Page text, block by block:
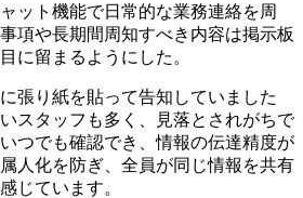
ット機能で日常的な業務連絡を周
項や長期間周知すべき内容は掲示板
に留まるようにした。
張り紙を貼って告知していました
スタッフも多く、見落とされがちで
つでも確認でき、情報の伝達精度が
人化を防ぎ、全員が同じ情報を共有
じています。